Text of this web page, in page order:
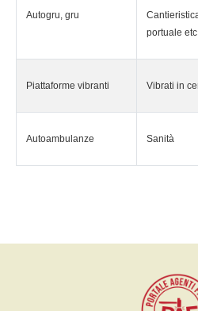
Autogru, gru
portuale
Piattaforme vibranti Vibrati in
Autoambulanze Sanità